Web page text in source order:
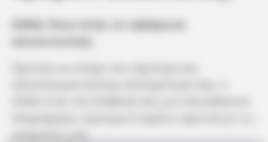
ΟΑΕΔ: Ποιο είναι το τηλέφωνο
υπηρεσίες μας.